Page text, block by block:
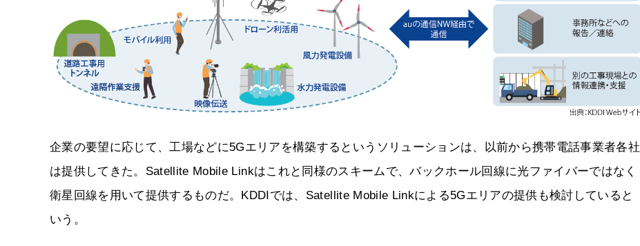
企業の要望に応じて、工場などに5Gエリアを構築するというソリューションは、以前から携帯電話事業者各社
は提供してきた。Satellite Mobile Linkはこれと同様のスキームで、バックホール回線に光ファイバーではなく
衛星回線を用いて提供するものだ。KDDIでは、Satellite Mobile Linkによる5Gエリアの提供も検討していると
いう。